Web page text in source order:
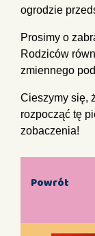
ogrodzie
Prosimy o
Rodziców
zmiennego
Cieszymy się,
rozpocząć tę
zobaczenia!
Powrót